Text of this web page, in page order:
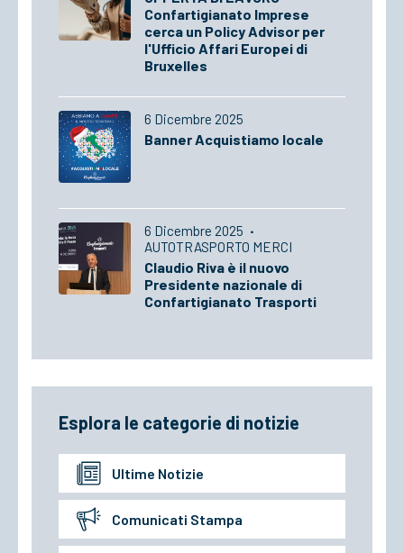
Confartigianato Imprese
cerca un Policy Advisor per
l'Ufficio Affari Europei di
Bruxelles
6 Dicembre 2025
Banner Acquistiamo locale
6 Dicembre 2025 ·
AUTOTRASPORTO MERCI
Claudio Riva è il nuovo
Presidente nazionale di
Confartigianato Trasporti
Esplora le categorie di notizie
Ultime Notizie
Comunicati Stampa